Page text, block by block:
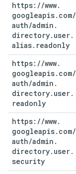
https: //www.
googleapis. com/
auth/admin .
directory. user.
alias. readonly
https: //www.
googleapis. com/
auth/admin .
directory. user.
readonly
https: //www.
googleapis. com/
auth/admin .
directory. user.
security